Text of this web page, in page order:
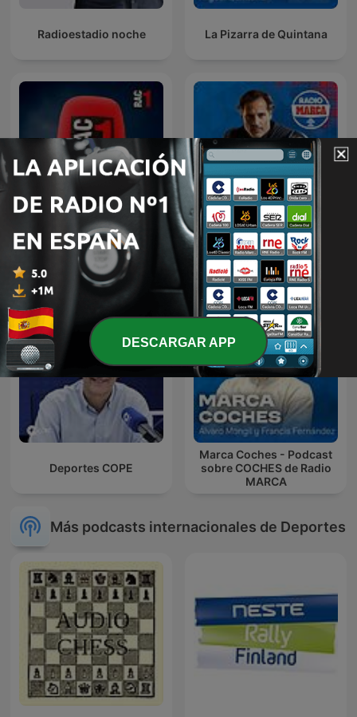
Radioestadio noche La Pizarra de Quintana
Tu diràs - L'hora a hora
DESPIERTA San Francisco
con David Sánchez
Deportes COPE
Marca Coches - Podcast
sobre COCHES de Radio
MARCA
Más podcasts internacionales de Deportes
DESCARGAR APP